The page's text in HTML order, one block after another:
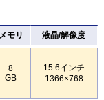
メモリ 液晶/解像度
8
GB
15.6インチ
1366×768